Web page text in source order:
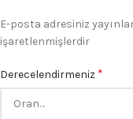
E-posta adresiniz
işaretlenmişlerdir
Derecelendirmeniz *